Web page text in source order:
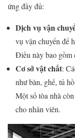
ứng đầy đủ:
Dịch vụ vận
vụ vận chuyển để
Điều này bao gồm
Cơ sở vật chất:
như bàn, ghế, tủ
Một số tòa nhà
cho nhân viên.